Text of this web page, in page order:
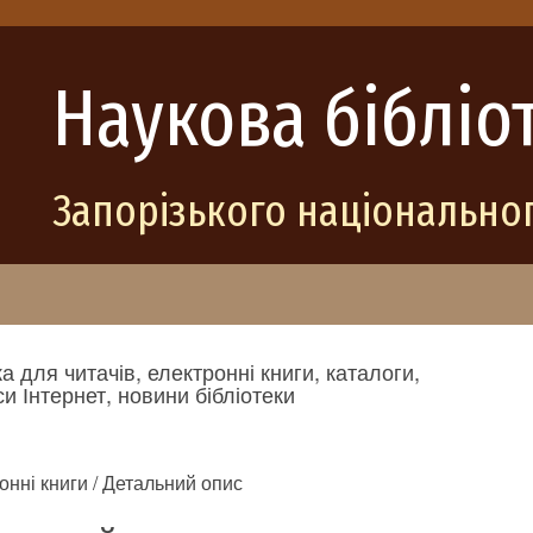
Наукова
Запорізького
для читачів, електронні книги, каталоги,
Інтернет, новини бібліотеки
книги / Детальний опис